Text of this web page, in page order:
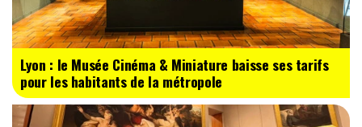
Lyon : le Musée Cinéma & Miniature baisse ses tarifs
pour les habitants de la métropole